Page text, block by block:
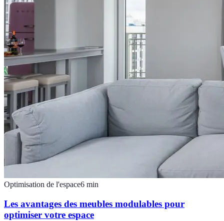
Optimisation de l'espace6 min
Les avantages des meubles modulables pour
optimiser votre espace